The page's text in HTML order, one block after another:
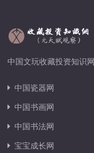
中国文玩收藏投资知识网
中国瓷器网
中国书画网
中国书法网
宝宝成长网